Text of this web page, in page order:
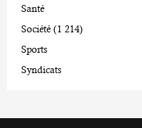
Santé
Société (1 214)
Sports
Syndicats